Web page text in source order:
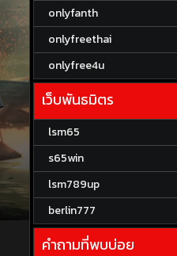
onlyfanth
onlyfreethai
onlyfree4u
เว็บพันธมิตร
lsm65
s65win
lsm789up
berlin777
คำถามที่พบบ่อย